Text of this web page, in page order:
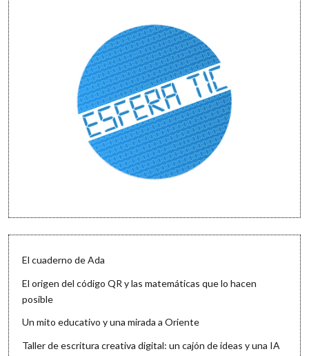
El cuaderno de Ada
El origen del código QR y las matemáticas que lo hacen
posible
Un mito educativo y una mirada a Oriente
Taller de escritura creativa digital: un cajón de ideas y una IA